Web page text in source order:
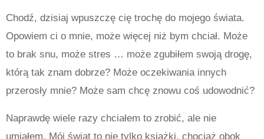
Chodź, dzisiaj wpuszczę cię trochę do mojego świata.
Opowiem ci o mnie, może więcej niż bym chciał. Może
to brak snu, może stres … może zgubiłem swoją drogę,
którą tak znam dobrze? Może oczekiwania innych
przerosły mnie? Może sam chcę znowu coś udowodnić?
Naprawdę wiele razy chciałem to zrobić, ale nie
umiałem. Mój świat to nie tylko książki, chociaż obok